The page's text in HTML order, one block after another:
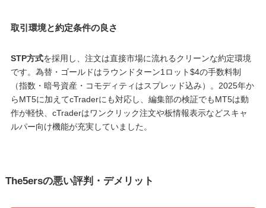
取引環境と約定条件の良さ
STP方式を採用し、注文は直接市場に流れるクリーンな約定環境
です。為替・ゴールドはラウンドターン1ロット$4の手数料制
（指数・暗号資産・コモディティはスプレッド込み）。2025年か
らMT5に加えてcTraderにも対応し、編集部の検証でもMT5は動
作が軽快、cTraderはワンクリック注文や板情報表示などスキャ
ルパー向け機能が充実していました。
The5ersの悪い評判・デメリット